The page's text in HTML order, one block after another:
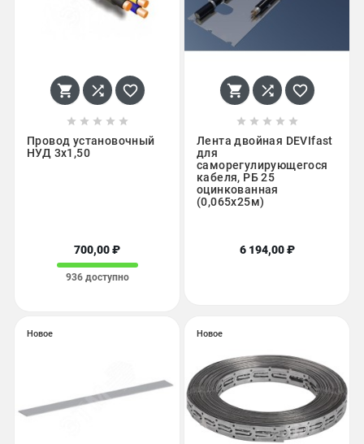
  
    
Провод установочный
НУД 3х1,50
700,00 ₽
936 доступно
  
    
Лента двойная DEVIfast
для
саморегулирующегося
кабеля, РБ 25
оцинкованная
(0,065х25м)
6 194,00 ₽
Новое Новое